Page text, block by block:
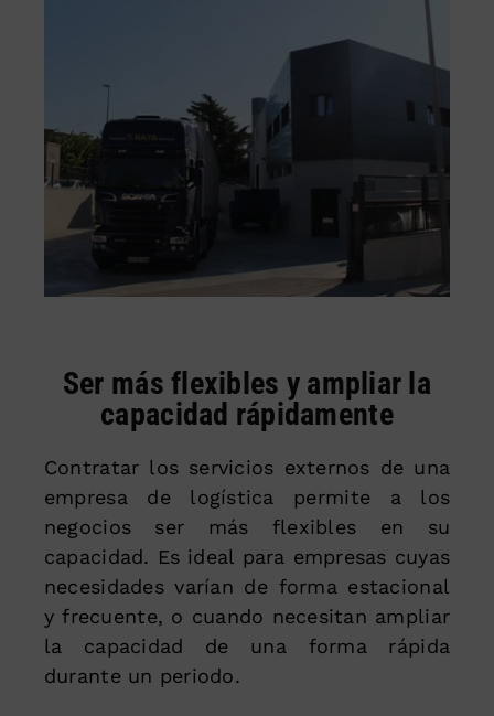
Ser más flexibles y ampliar la
capacidad rápidamente
Contratar los servicios externos de una
empresa de logística permite a los
negocios ser más flexibles en su
capacidad. Es ideal para empresas cuyas
necesidades varían de forma estacional
y frecuente, o cuando necesitan ampliar
la capacidad de una forma rápida
durante un periodo.